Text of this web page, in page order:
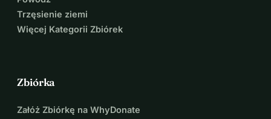
Trzęsienie ziemi
Więcej Kategorii Zbiórek
Zbiórka
Załóż Zbiórkę na WhyDonate